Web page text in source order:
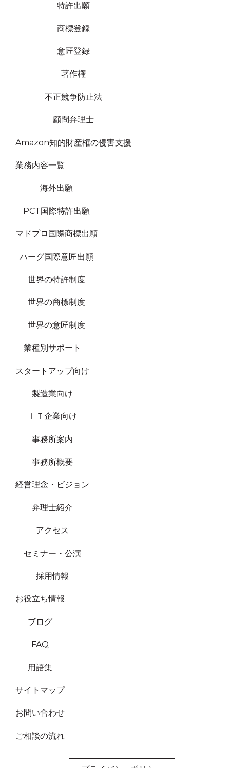
特許出願
商標登録
意匠登録
著作権
不正競争防止法
顧問弁理士
Amazon知的財産権の侵害支援
業務内容一覧
海外出願
PCT国際特許出願
マドプロ国際商標出願
ハーグ国際意匠出願
世界の特許制度
世界の商標制度
世界の意匠制度
業種別サポート
スタートアップ向け
製造業向け
ＩＴ企業向け
事務所案内
事務所概要
経営理念・ビジョン
弁理士紹介
アクセス
セミナー・公演
採用情報
お役立ち情報
ブログ
FAQ
用語集
サイトマップ
お問い合わせ
ご相談の流れ